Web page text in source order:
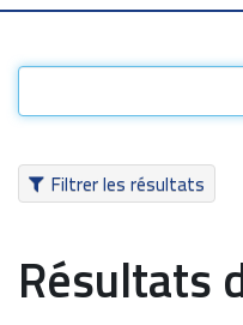
Filtrer les résultats
Résultats